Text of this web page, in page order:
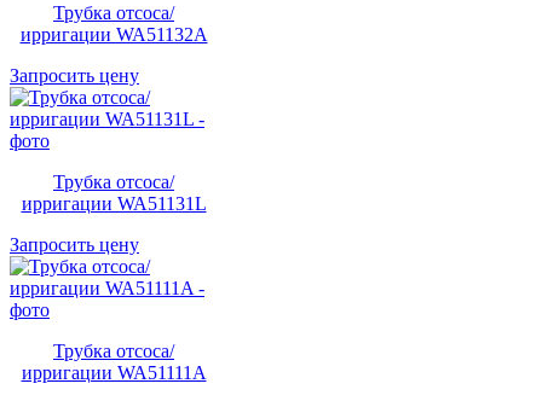
Трубка отсоса/
ирригации WA51132A
Запросить цену
Трубка отсоса/
ирригации WA51131L
Запросить цену
Трубка отсоса/
ирригации WA51111A